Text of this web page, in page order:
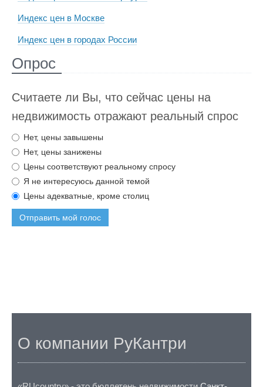
Индекс цен в Москве
Индекс цен в городах России
Опрос
Считаете ли Вы, что сейчас цены на
недвижимость отражают реальный спрос
Нет, цены завышены
Нет, цены занижены
Цены соответствуют реальному спросу
Я не интересуюсь данной темой
Цены адекватные, кроме столиц
Отправить мой голос
О компании РуКантри